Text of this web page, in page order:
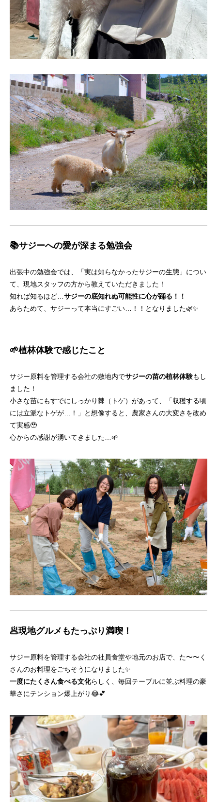
📚サジーへの愛が深まる勉強会
出張中の勉強会では、「実は知らなかったサジーの生態」につい
て、現地スタッフの方から教えていただきました！
知れば知るほど…サジーの底知れぬ可能性に心が踊る！！
あらためて、サジーって本当にすごい…！！となりました🌿✨
🌱植林体験で感じたこと
サジー原料を管理する会社の敷地内でサジーの苗の植林体験もし
ました！
小さな苗にもすでにしっかり棘（トゲ）があって、「収穫する頃
には立派なトゲが…！」と想像すると、農家さんの大変さを改め
て実感🥹
心からの感謝が湧いてきました…🌱
🥟現地グルメもたっぷり満喫！
サジー原料を管理する会社の社員食堂や地元のお店で、た〜〜く
さんのお料理をごちそうになりました✨
一度にたくさん食べる文化らしく、毎回テーブルに並ぶ料理の豪
華さにテンション爆上がり😂💕